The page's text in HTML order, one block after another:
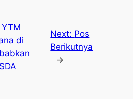
YTM
di
Next: Pos
Berikutnya
→